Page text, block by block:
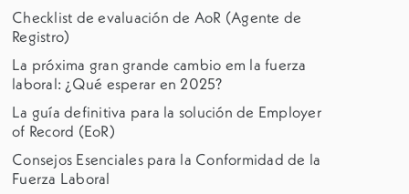
Checklist de evaluación de AoR (Agente de
Registro)
La próxima gran grande cambio em la fuerza
laboral: ¿Qué esperar en 2025?
La guía definitiva para la solución de Employer
of Record (EoR)
Consejos Esenciales para la Conformidad de la
Fuerza Laboral